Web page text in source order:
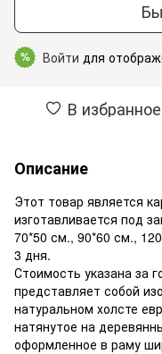
% Войти для
В избранное
Описание
Этот товар является
изготавливается под
70*50 см., 90*60 см.,
3 дня.
Стоимость указана за
представляет собой
натуральном холсте
натянутое на
оформленное в раму